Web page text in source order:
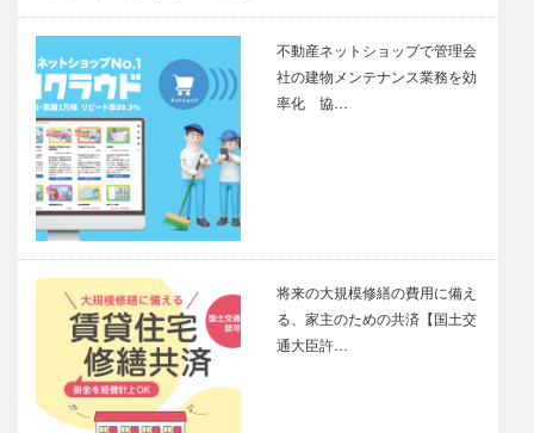
不動産ネットショップで管理会
社の建物メンテナンス業務を効
率化 協…
将来の大規模修繕の費用に備え
る、家主のための共済【国土交
通大臣許…